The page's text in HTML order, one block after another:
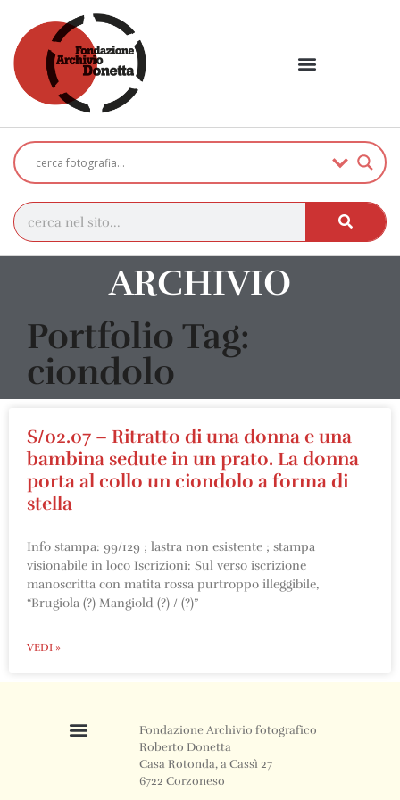
ARCHIVIO
Portfolio Tag:
ciondolo
S/02.07 – Ritratto di una donna e una
bambina sedute in un prato. La donna
porta al collo un ciondolo a forma di
stella
Info stampa: 99/129 ; lastra non esistente ; stampa
visionabile in loco Iscrizioni: Sul verso iscrizione
manoscritta con matita rossa purtroppo illeggibile,
“Brugiola (?) Mangiold (?) / (?)”
VEDI »
Fondazione Archivio fotografico
Roberto Donetta
Casa Rotonda, a Cassì 27
6722 Corzoneso